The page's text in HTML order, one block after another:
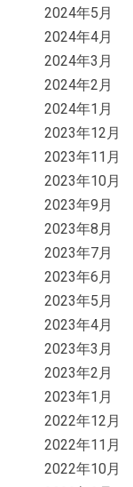
2024年5月
2024年4月
2024年3月
2024年2月
2024年1月
2023年12月
2023年11月
2023年10月
2023年9月
2023年8月
2023年7月
2023年6月
2023年5月
2023年4月
2023年3月
2023年2月
2023年1月
2022年12月
2022年11月
2022年10月